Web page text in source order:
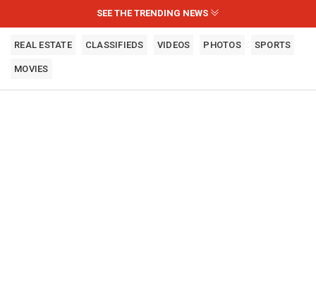
SEE THE TRENDING NEWS
REAL ESTATE CLASSIFIEDS VIDEOS PHOTOS SPORTS
MOVIES